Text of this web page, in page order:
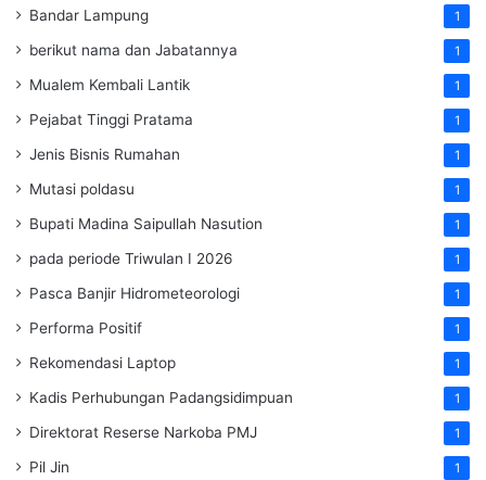
Bandar Lampung 1
berikut nama dan Jabatannya 1
Mualem Kembali Lantik 1
Pejabat Tinggi Pratama 1
Jenis Bisnis Rumahan 1
Mutasi poldasu 1
Bupati Madina Saipullah Nasution 1
pada periode Triwulan I 2026 1
Pasca Banjir Hidrometeorologi 1
Performa Positif 1
Rekomendasi Laptop 1
Kadis Perhubungan Padangsidimpuan 1
Direktorat Reserse Narkoba PMJ 1
Pil Jin 1